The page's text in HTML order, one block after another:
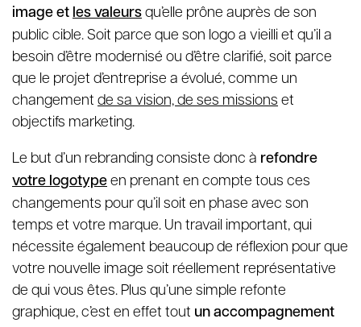
image et les valeursqu’elle prône auprès de son
public cible. Soit parce que son logo a vieilli et qu’il a
besoin d’être modernisé ou d’être clarifié, soit parce
que le projet d’entreprise a évolué, comme un
changement de sa vision, de ses missions et
objectifs marketing.
Le but d’un rebranding consiste donc à refondre
votre logotypeen prenant en compte tous ces
changements pour qu’il soit en phase avec son
temps et votre marque. Un travail important, qui
nécessite également beaucoup de réflexion pour que
votre nouvelle image soit réellement représentative
de qui vous êtes. Plus qu’une simple refonte
graphique, c’est en effet tout un accompagnement